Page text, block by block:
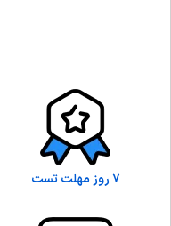
7 روز مهلت تست